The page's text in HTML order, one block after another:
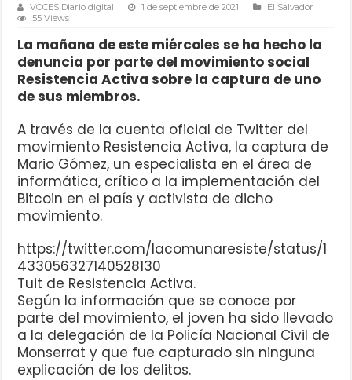
VOCES Diario digital 1 de septiembre de 2021
El Salvador
55 Views
La mañana de este miércoles se ha hecho la
denuncia por parte del movimiento social
Resistencia Activa sobre la captura de uno
de sus miembros.
A través de la cuenta oficial de Twitter del
movimiento Resistencia Activa, la captura de
Mario Gómez, un especialista en el área de
informática, crítico a la implementación del
Bitcoin en el país y activista de dicho
movimiento.
https://twitter.com/lacomunaresiste/status/1
433056327140528130
Tuit de Resistencia Activa.
Según la información que se conoce por
parte del movimiento, el joven ha sido llevado
a la delegación de la Policía Nacional Civil de
Monserrat y que fue capturado sin ninguna
explicación de los delitos.